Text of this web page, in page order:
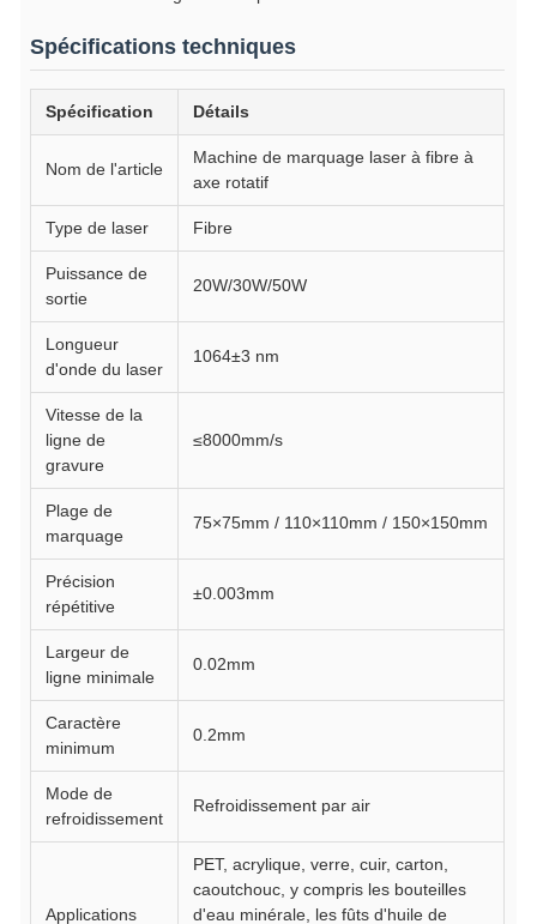
Spécifications techniques
Spécification Détails
Nom de l'article
Machine de marquage laser à fibre à
axe rotatif
Type de laser Fibre
Puissance de
sortie
20W/30W/50W
Longueur
d'onde du laser
1064±3 nm
Vitesse de la
ligne de
gravure
≤8000mm/s
Plage de
marquage
75×75mm / 110×110mm / 150×150mm
Précision
répétitive
±0.003mm
Largeur de
ligne minimale
0.02mm
Caractère
minimum
0.2mm
Mode de
refroidissement
Refroidissement par air
Applications
PET, acrylique, verre, cuir, carton,
caoutchouc, y compris les bouteilles
d'eau minérale, les fûts d'huile de